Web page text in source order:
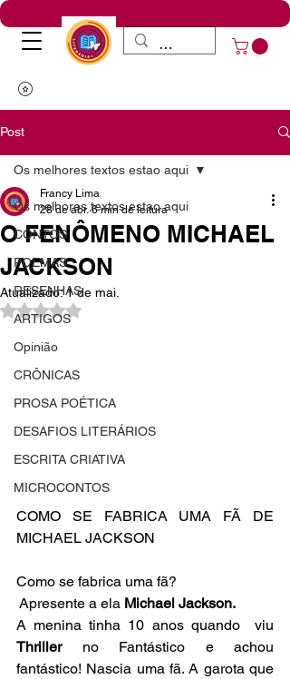
Post
Os melhores textos estao aqui
CONTOS
POEMAS
RESENHAS
ARTIGOS
Opinião
CRÔNICAS
PROSA POÉTICA
DESAFIOS LITERÁRIOS
ESCRITA CRIATIVA
MICROCONTOS
Os melhores textos estao aqui
O FENÔMENO MICHAEL
JACKSON
Francy Lima
28 de abr. 6 min de leitura
Atualizado:1 de mai.
Avaliado com NaN de 5 estrelas.
COMO SE FABRICA UMA FÃ DE
MICHAEL JACKSON
Como se fabrica uma fã?
Apresente a ela Michael Jackson.
Thriller no Fantástico e achou
fantástico! Nascia uma fã. A garota que